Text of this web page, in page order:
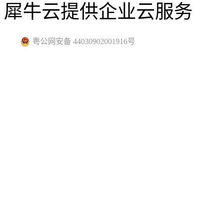
犀牛云提供企业云服务
粤公网安备 44030902001916号